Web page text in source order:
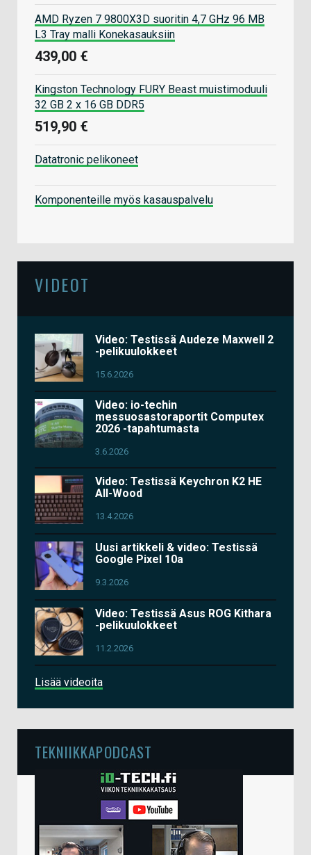
AMD Ryzen 7 9800X3D suoritin 4,7 GHz 96 MB
L3 Tray malli Konekasauksiin
439,00 €
Kingston Technology FURY Beast muistimoduuli
32 GB 2 x 16 GB DDR5
519,90 €
Datatronic pelikoneet
Komponenteille myös kasauspalvelu
VIDEOT
Video: Testissä Audeze Maxwell 2
-pelikuulokkeet
15.6.2026
Video: io-techin
messuosastoraportit Computex
2026 -tapahtumasta
3.6.2026
Video: Testissä Keychron K2 HE
All-Wood
13.4.2026
Uusi artikkeli & video: Testissä
Google Pixel 10a
9.3.2026
Video: Testissä Asus ROG Kithara
-pelikuulokkeet
11.2.2026
Lisää videoita
TEKNIIKKAPODCAST